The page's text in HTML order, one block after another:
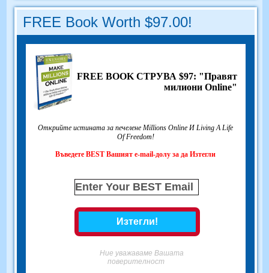
FREE Book Worth $97.00!
FREE BOOK СТРУВА $97: "Правят
милиони Online"
Открийте истината за печелене Millions Online И Living A Life
Of Freedom!
Въведете BEST Вашият e-mail-долу за да Изтегли
Ние уважаваме Вашата
поверителност